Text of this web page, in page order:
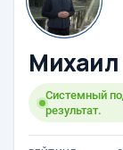
Михаил
Системный
результат.